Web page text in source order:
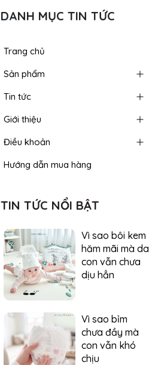
DANH MỤC TIN TỨC
Trang chủ
Sản phẩm
Tin tức
Giới thiệu
Điều khoản
Hướng dẫn mua hàng
TIN TỨC NỔI BẬT
Vì sao bôi kem
hăm mãi mà da
con vẫn chưa
dịu hẳn
Vì sao bỉm
chưa đầy mà
con vẫn khó
chịu